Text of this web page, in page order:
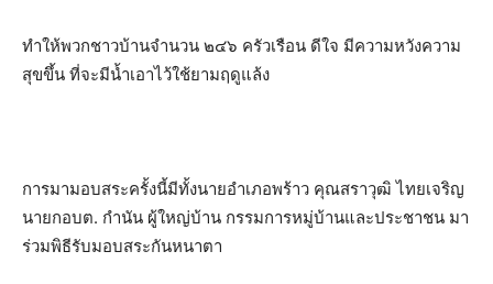
ทำให้พวกชาวบ้านจำนวน ๒๔๖ ครัวเรือน ดีใจ มีความหวังความ
สุขขึ้น ที่จะมีน้ำเอาไว้ใช้ยามฤดูแล้ง
การมามอบสระครั้งนี้มีทั้งนายอำเภอพร้าว คุณสราวุฒิ ไทยเจริญ
นายกอบต. กำนัน ผู้ใหญ่บ้าน กรรมการหมู่บ้านและประชาชน มา
ร่วมพิธีรับมอบสระกันหนาตา